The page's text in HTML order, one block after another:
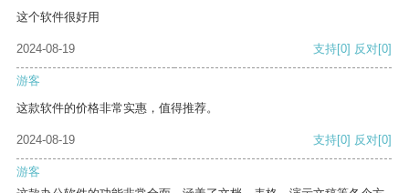
这个软件很好用
2024-08-19 支持[0] 反对[0]
游客
这款软件的价格非常实惠，值得推荐。
2024-08-19 支持[0] 反对[0]
游客